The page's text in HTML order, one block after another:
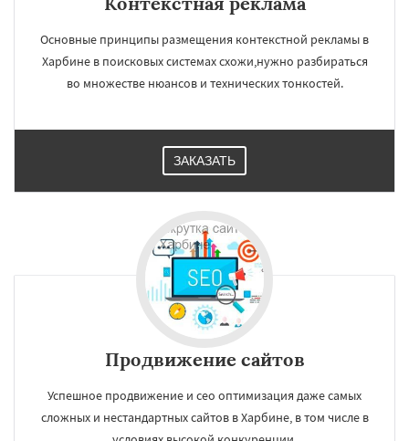
Основные принципы размещения контекстной рекламы в
Харбине в поисковых системах схожи,нужно разбираться
во множестве нюансов и технических тонкостей.
ЗАКАЗАТЬ
Продвижение сайтов
Успешное продвижение и сео оптимизация даже самых
сложных и нестандартных сайтов в Харбине, в том числе в